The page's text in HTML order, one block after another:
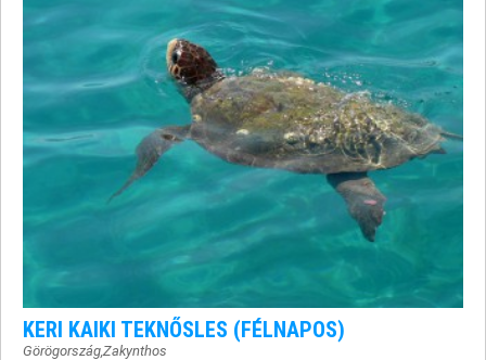
KERI KAIKI TEKNŐSLES (FÉLNAPOS)
Görögország,Zakynthos